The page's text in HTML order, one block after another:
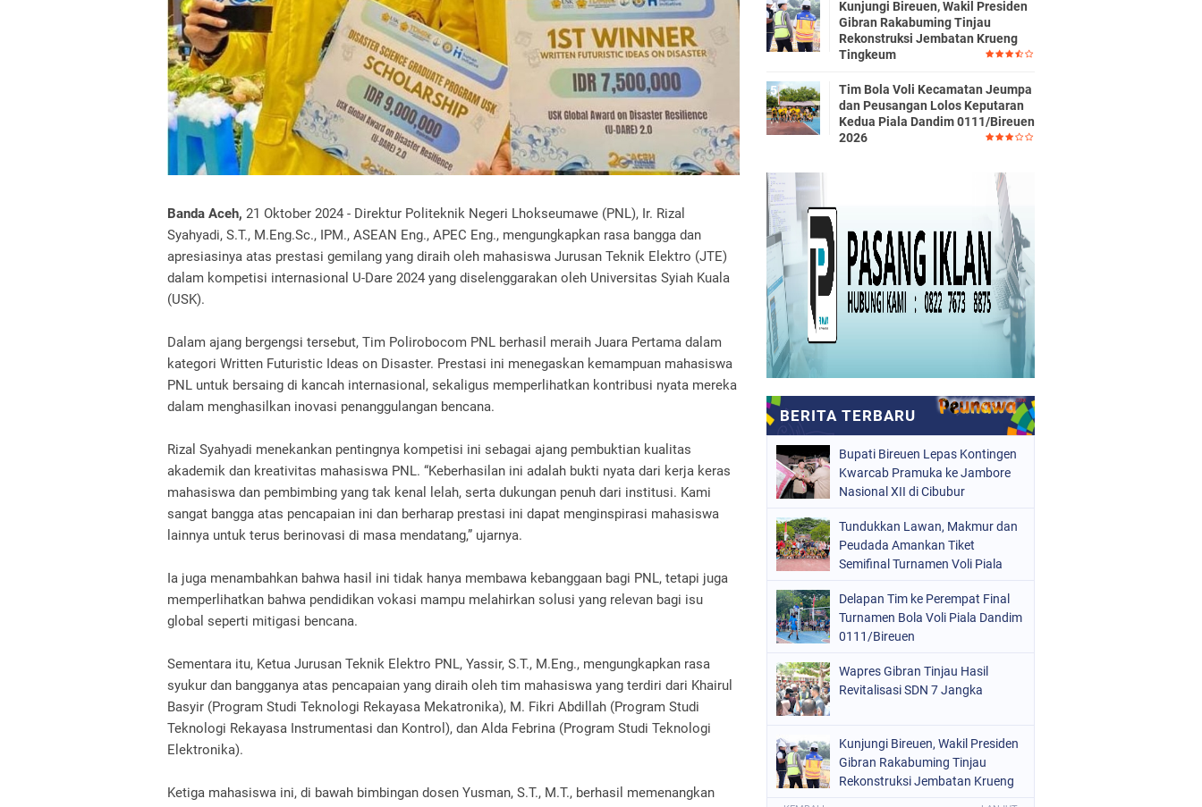
Banda Aceh, 21 Oktober 2024 - Direktur Politeknik Negeri Lhokseumawe (PNL), Ir. Rizal
Syahyadi, S.T., M.Eng.Sc., IPM., ASEAN Eng., APEC Eng., mengungkapkan rasa bangga dan
apresiasinya atas prestasi gemilang yang diraih oleh mahasiswa Jurusan Teknik Elektro (JTE)
dalam kompetisi internasional U-Dare 2024 yang diselenggarakan oleh Universitas Syiah Kuala
(USK).
Dalam ajang bergengsi tersebut, Tim Polirobocom PNL berhasil meraih Juara Pertama dalam
kategori Written Futuristic Ideas on Disaster. Prestasi ini menegaskan kemampuan mahasiswa
PNL untuk bersaing di kancah internasional, sekaligus memperlihatkan kontribusi nyata mereka
dalam menghasilkan inovasi penanggulangan bencana.
Rizal Syahyadi menekankan pentingnya kompetisi ini sebagai ajang pembuktian kualitas
akademik dan kreativitas mahasiswa PNL. “Keberhasilan ini adalah bukti nyata dari kerja keras
mahasiswa dan pembimbing yang tak kenal lelah, serta dukungan penuh dari institusi. Kami
sangat bangga atas pencapaian ini dan berharap prestasi ini dapat menginspirasi mahasiswa
lainnya untuk terus berinovasi di masa mendatang,” ujarnya.
Ia juga menambahkan bahwa hasil ini tidak hanya membawa kebanggaan bagi PNL, tetapi juga
memperlihatkan bahwa pendidikan vokasi mampu melahirkan solusi yang relevan bagi isu
global seperti mitigasi bencana.
Sementara itu, Ketua Jurusan Teknik Elektro PNL, Yassir, S.T., M.Eng., mengungkapkan rasa
syukur dan bangganya atas pencapaian yang diraih oleh tim mahasiswa yang terdiri dari Khairul
Basyir (Program Studi Teknologi Rekayasa Mekatronika), M. Fikri Abdillah (Program Studi
Teknologi Rekayasa Instrumentasi dan Kontrol), dan Alda Febrina (Program Studi Teknologi
Elektronika).
Ketiga mahasiswa ini, di bawah bimbingan dosen Yusman, S.T., M.T., berhasil memenangkan
Kunjungi Bireuen, Wakil Presiden
Gibran Rakabuming Tinjau
Rekonstruksi Jembatan Krueng
Tingkeum
Tim Bola Voli Kecamatan Jeumpa
dan Peusangan Lolos Keputaran
Kedua Piala Dandim 0111/Bireuen
2026
Bupati Bireuen Lepas Kontingen
Kwarcab Pramuka ke Jambore
Nasional XII di Cibubur
Tundukkan Lawan, Makmur dan
Peudada Amankan Tiket
Semifinal Turnamen Voli Piala
Delapan Tim ke Perempat Final
Turnamen Bola Voli Piala Dandim
0111/Bireuen
Wapres Gibran Tinjau Hasil
Revitalisasi SDN 7 Jangka
Kunjungi Bireuen, Wakil Presiden
Gibran Rakabuming Tinjau
Rekonstruksi Jembatan Krueng